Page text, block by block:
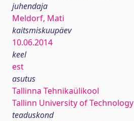
juhendaja
Meldorf, Mati
kaitsmiskuupäev
10.06.2014
keel
est
asutus
Tallinna Tehnikaülikool
Tallinn University of Technology
teaduskond